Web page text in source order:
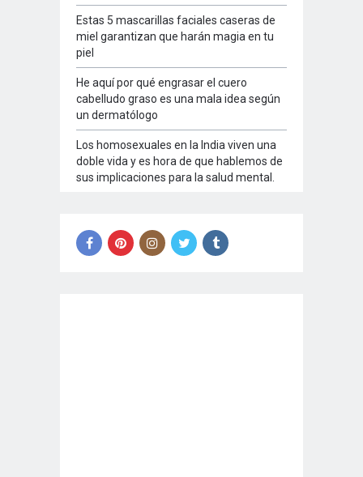
Estas 5 mascarillas faciales caseras de
miel garantizan que harán magia en tu
piel
He aquí por qué engrasar el cuero
cabelludo graso es una mala idea según
un dermatólogo
Los homosexuales en la India viven una
doble vida y es hora de que hablemos de
sus implicaciones para la salud mental.